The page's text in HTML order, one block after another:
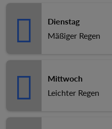
Dienstag
Mäßiger Regen
Mittwoch
Leichter Regen